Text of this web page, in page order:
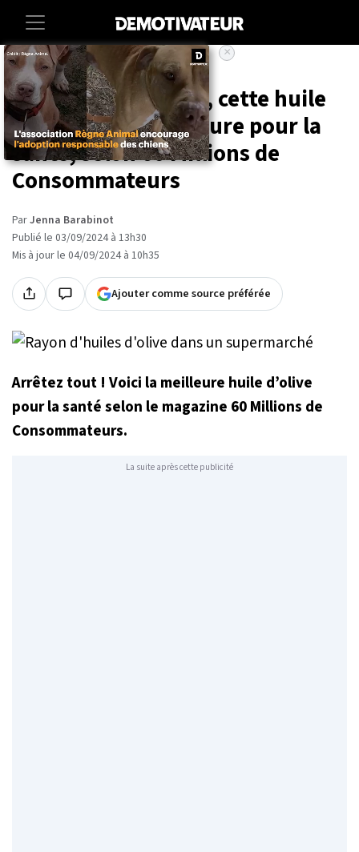
Accueil Vie-pratique
Vendue à petit prix, cette huile
d'olive est la meilleure pour la
santé, selon 60 Millions de
Consommateurs
ParJenna Barabinot
Publié le 03/09/2024 à 13h30
Mis à jour le 04/09/2024 à 10h35
Ajouter comme source préférée
Arrêtez tout ! Voici la meilleure huile d’olive
pour la santé selon le magazine 60 Millions de
Consommateurs.
La suite après cette publicité
×